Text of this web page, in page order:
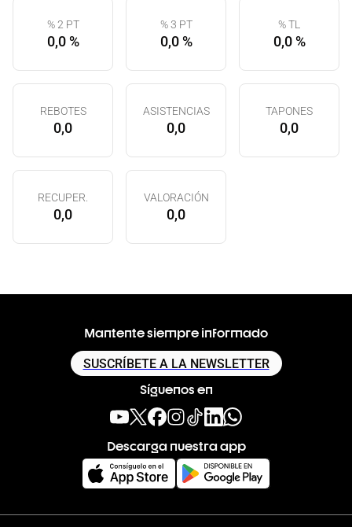
% 2 PT
0,0 %
% 3 PT
0,0 %
% TL
0,0 %
REBOTES
0,0
ASISTENCIAS
0,0
TAPONES
0,0
RECUPER.
0,0
VALORACIÓN
0,0
Mantente siempre informado
SUSCRÍBETE A LA NEWSLETTER
Síguenos en
Descarga nuestra app